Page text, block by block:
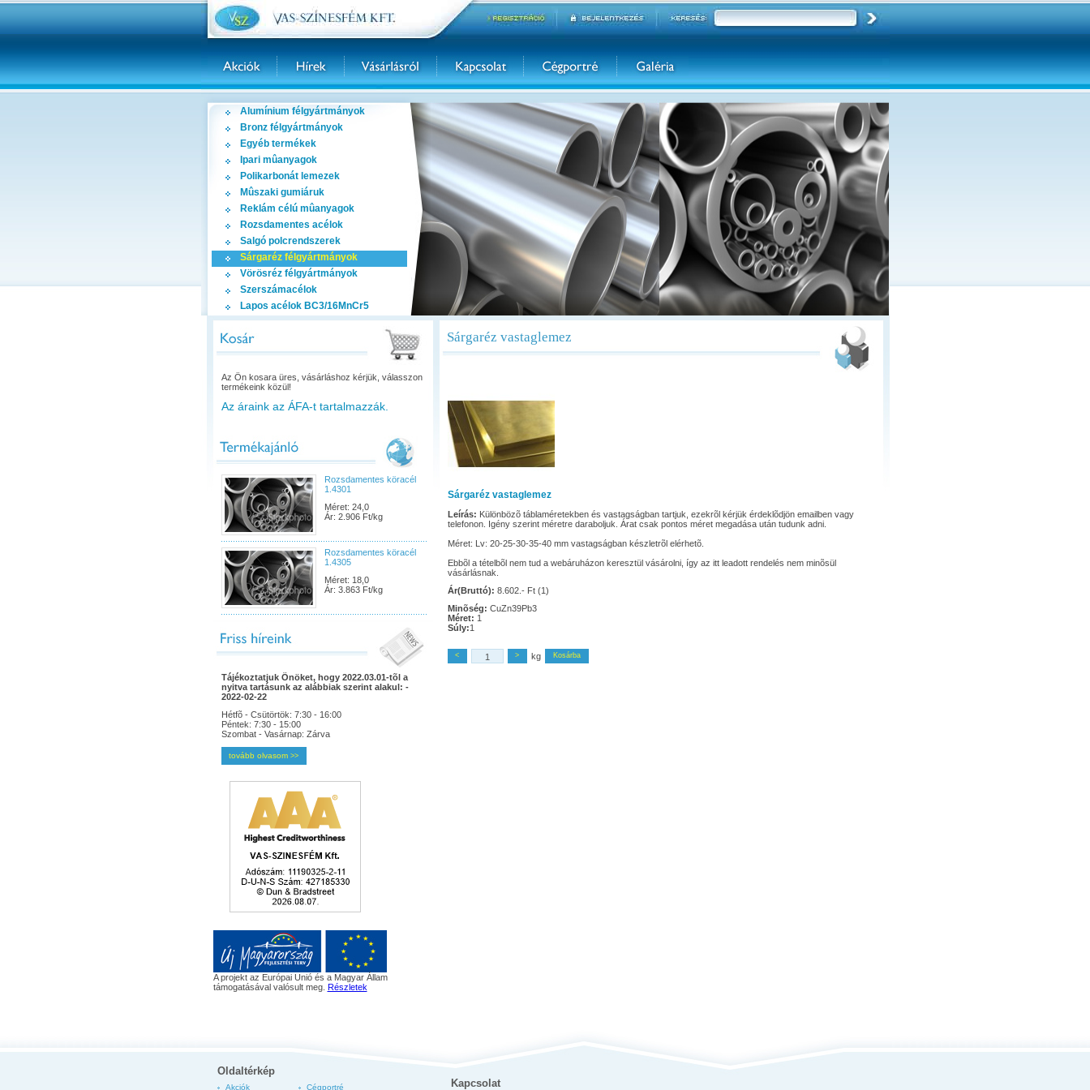
Alumínium félgyártmányok
Bronz félgyártmányok
Egyéb termékek
Ipari mûanyagok
Polikarbonát lemezek
Mûszaki gumiáruk
Reklám célú mûanyagok
Rozsdamentes acélok
Salgó polcrendszerek
Sárgaréz félgyártmányok
Vörösréz félgyártmányok
Szerszámacélok
Lapos acélok BC3/16MnCr5
Az Ön kosara üres, vásárláshoz kérjük, válasszon
termékeink közül!
Az áraink az ÁFA-t tartalmazzák.
Rozsdamentes köracél
1.4301
Méret: 24,0
Ár: 2.906 Ft/kg
Rozsdamentes köracél
1.4305
Méret: 18,0
Ár: 3.863 Ft/kg
Tájékoztatjuk Önöket, hogy 2022.03.01-tõl a
nyitva tartásunk az alábbiak szerint alakul: -
2022-02-22
Hétfõ - Csütörtök: 7:30 - 16:00
Péntek: 7:30 - 15:00
Szombat - Vasárnap: Zárva
tovább olvasom >>
A projekt az Európai Unió és a Magyar Állam
támogatásával valósult meg. Részletek
Sárgaréz vastaglemez
Sárgaréz vastaglemez
Leírás: Különbözõ táblaméretekben és vastagságban tartjuk, ezekrõl kérjük érdeklõdjön emailben vagy
telefonon. Igény szerint méretre daraboljuk. Árat csak pontos méret megadása után tudunk adni.
Méret: Lv: 20-25-30-35-40 mm vastagságban készletrõl elérhetõ.
Ebbõl a tételbõl nem tud a webáruházon keresztül vásárolni, így az itt leadott rendelés nem minõsül
vásárlásnak.
Ár(Bruttó): 8.602.- Ft (1)
Minõség: CuZn39Pb3
Méret: 1
Súly:1
< > kg Kosárba
Oldaltérkép
Akciók Cégportré Kapcsolat